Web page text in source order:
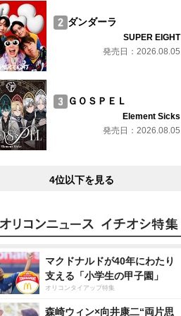
ダンダーラ
SUPER EIGHT
発売日：2026.08.05
ＧＯＳＰＥＬ
Element Sicks
発売日：2026.08.05
4位以下を見る
マクドナルドが40年にわたり
支える「小学生の甲子園」
オリコンタイアップ特集
森崎ウィン×向井康二“両片思